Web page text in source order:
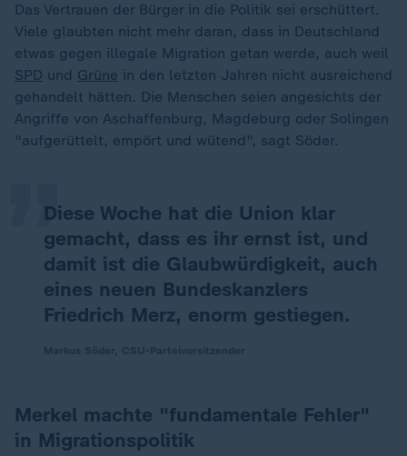
Das Vertrauen der Bürger in die Politik sei erschüttert.
Viele glaubten nicht mehr daran, dass in Deutschland
etwas gegen illegale Migration getan werde, auch weil
SPD und Grüne in den letzten Jahren nicht ausreichend
gehandelt hätten. Die Menschen seien angesichts der
Angriffe von Aschaffenburg, Magdeburg oder Solingen
"aufgerüttelt, empört und wütend", sagt Söder.
Diese Woche hat die Union klar
gemacht, dass es ihr ernst ist, und
damit ist die Glaubwürdigkeit, auch
eines neuen Bundeskanzlers
Friedrich Merz, enorm gestiegen.
„
Merkel machte "fundamentale Fehler"
in Migrationspolitik